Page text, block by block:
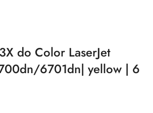
do Color LaserJet
6701dn| yellow | 6